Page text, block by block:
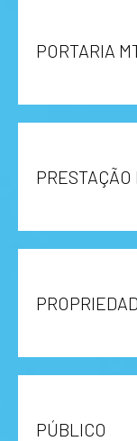
PORTARIA
PRESTAÇÃO
PÚBLICO